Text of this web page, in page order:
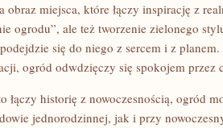
obraz miejsca, które łączy inspirację z
ogrodu”, ale też tworzenie zielonego
się do niego z sercem i z
ogród odwdzięczy się spokojem przez
łączy historię z nowoczesnością, ogród
jednorodzinnej, jak i przy